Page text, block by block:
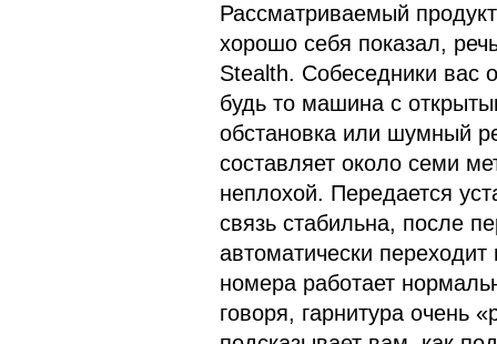
Рассматриваемый
хорошо себя показал,
Stealth. Собеседники вас
будь то машина с
обстановка или шумный
составляет около семи
неплохой. Передается
связь стабильна, после
автоматически
номера работает
говоря, гарнитура очень